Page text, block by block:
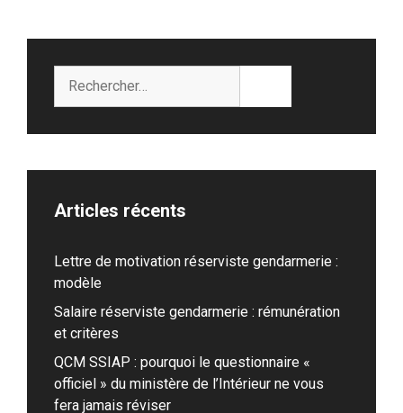
Articles récents
Lettre de motivation réserviste gendarmerie :
modèle
Salaire réserviste gendarmerie : rémunération
et critères
QCM SSIAP : pourquoi le questionnaire «
officiel » du ministère de l’Intérieur ne vous
fera jamais réviser